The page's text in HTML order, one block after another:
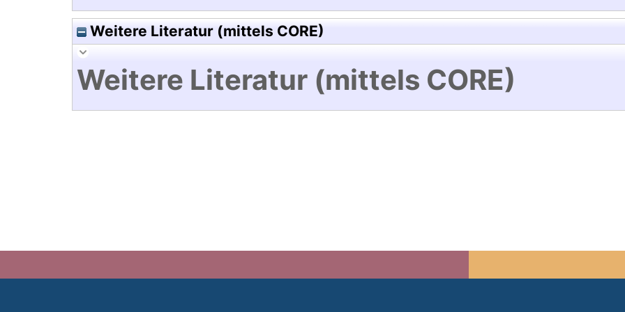
Weitere Literatur (mittels CORE)
Weitere Literatur (mittels CORE)